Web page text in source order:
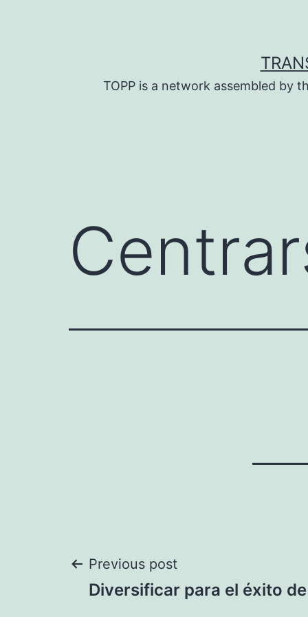
TOPP is a network assembled by
Navegación
Previous post
Diversificar para el éxito